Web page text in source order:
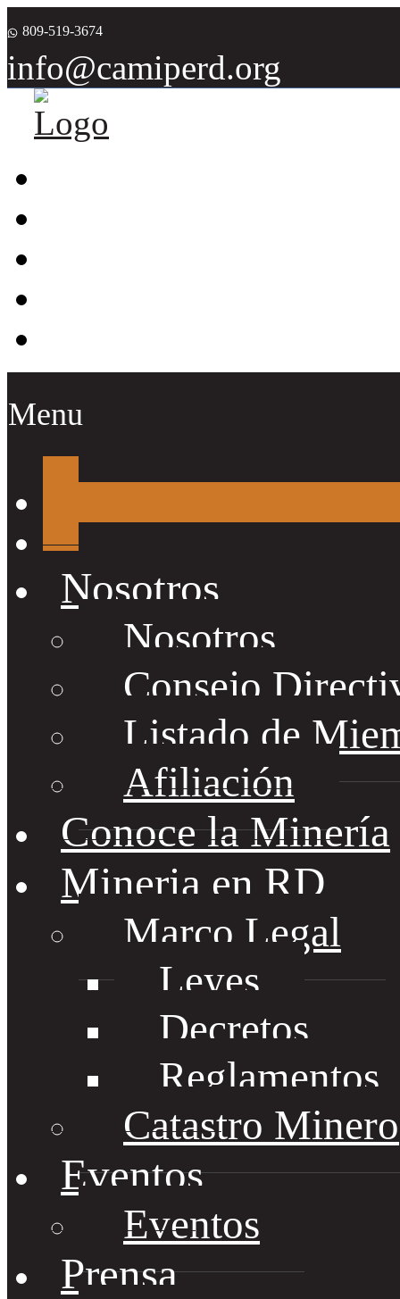
809-519-3674
info@camiperd.org
Menu
Nosotros
Nosotros
Consejo
Listado de
Afiliación
Conoce la Minería
Mineria en RD
Marco Legal
Leyes
Decretos
Reglamentos
Catastro Minero
Eventos
Eventos
Prensa